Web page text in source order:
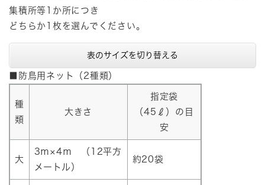
集積所等1か所につき
どちらか1枚を選んでください。
表のサイズを切り替える
■防鳥用ネット（2種類）
種
類
大きさ
指定袋
（45ℓ）の目
安
大
3ｍ×4ｍ （12平方
メートル）
約20袋